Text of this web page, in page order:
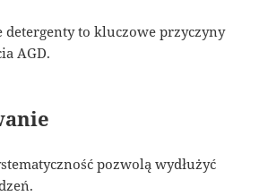
detergenty to kluczowe przyczyny
AGD.
pozwolą wydłużyć